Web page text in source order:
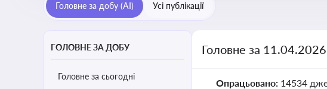
Головне за добу (AI) Усі публікації
ГОЛОВНЕ ЗА ДОБУ
Головне за сьогодні
Головне за 11.04.2026
Опрацьовано: 14534